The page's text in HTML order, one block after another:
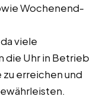
Wochenend-
viele
die Uhr in Betrieb
erreichen und